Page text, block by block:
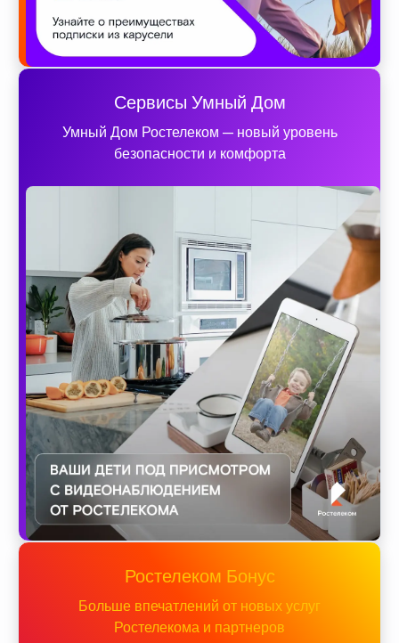
Сервисы Умный Дом
Умный Дом Ростелеком — новый уровень
безопасности и комфорта
Ростелеком Бонус
Больше впечатлений от новых услуг
Ростелекома и партнеров